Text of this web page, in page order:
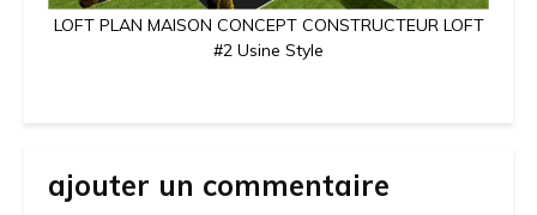
LOFT PLAN MAISON CONCEPT CONSTRUCTEUR LOFT
#2 Usine Style
ajouter un commentaire